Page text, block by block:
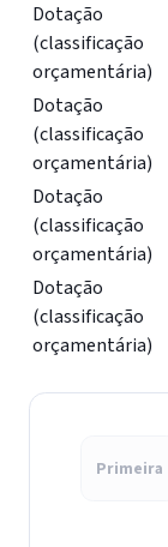
Dotação
(classificação
orçamentária)
Dotação
(classificação
orçamentária)
Dotação
(classificação
orçamentária)
Dotação
(classificação
orçamentária)
Primeira